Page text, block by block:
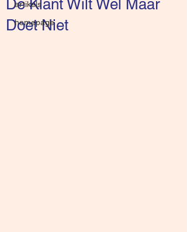
artikels
homepage
De Klant Wilt Wel Maar
Doet Niet